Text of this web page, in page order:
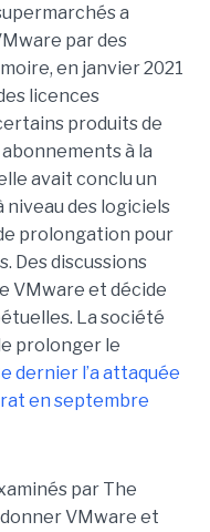
a
par des
en janvier 2021
licences
produits de
à la
avait conclu un
niveau des logiciels
prolongation pour
Des discussions
VMware et décide
La société
prolonger le
dernier l’a attaquée
en septembre
par The
VMware et